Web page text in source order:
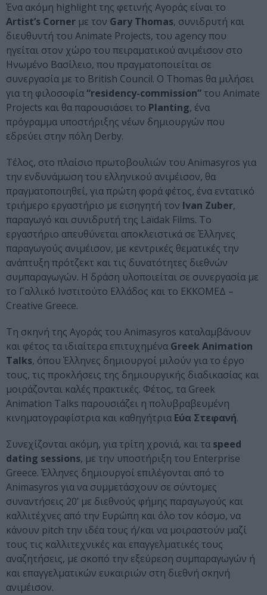
Ένα ακόμη highlight της φετινής Αγοράς είναι το
Artist’s Corner με τον Gary Thomas, συνιδρυτή και
διευθυντή του Animate Projects, του agency που
ηγείται στον χώρο του πειραματικού ανιμέισον στο
Ηνωμένο Βασίλειο, που πραγματοποιείται σε
συνεργασία με το British Council. O Thomas θα μιλήσει
για τη φιλοσοφία“residency-commission” του Animate
Projects και θα παρουσιάσει το Planting, ένα
πρόγραμμα υποστήριξης νέων δημιουργών που
εδρεύει στην πόλη Derby.
Τέλος, στο πλαίσιο πρωτοβουλιών του Animasyros για
την ενδυνάμωση του ελληνικού ανιμέισον, θα
πραγματοποιηθεί, για πρώτη φορά φέτος, ένα εντατικό
τριήμερο εργαστήριο με εισηγητή τον Ivan Zuber,
παραγωγό και συνιδρυτή της Laïdak Films. Το
εργαστήριο απευθύνεται αποκλειστικά σε Έλληνες
παραγωγούς ανιμέισον, με κεντρικές θεματικές την
ανάπτυξη πρότζεκτ και τις δυνατότητες διεθνών
συμπαραγωγών. Η δράση υλοποιείται σε συνεργασία με
το Γαλλικό Ινστιτούτο Ελλάδος και το ΕΚΚΟΜΕΔ –
Creative Greece.
Τη σκηνή της Αγοράς του Animasyros καταλαμβάνουν
και φέτος τα ιδιαίτερα επιτυχημένα Greek Animation
Talks, όπου Έλληνες δημιουργοί μιλούν για το έργο
τους, τις προκλήσεις της δημιουργικής διαδικασίας και
μοιράζονται καλές πρακτικές. Φέτος, τα Greek
Animation Talks παρουσιάζει η πολυβραβευμένη
κινηματογραφίστρια και καθηγήτρια Εύα Στεφανή.
Συνεχίζονται ακόμη, για τρίτη χρονιά, και τα speed
dating sessions, με την υποστήριξη του Enterprise
Greece. Έλληνες δημιουργοί επιλέγονται από το
Animasyros για να συμμετάσχουν σε σύντομες
συναντήσεις 20’ με διεθνούς φήμης παραγωγούς και
καλλιτέχνες από την Ευρώπη και όλο τον κόσμο, να
κάνουν pitch την ιδέα τους ή/και να μοιραστούν μαζί
τους τις καλλιτεχνικές και επαγγελματικές τους
αναζητήσεις, με σκοπό την εξεύρεση συμπαραγωγών ή
και επαγγελματικών ευκαιριών στη διεθνή σκηνή
ανιμέισον.